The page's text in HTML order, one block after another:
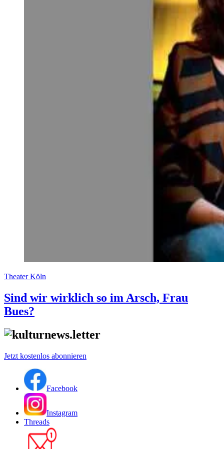
Theater Köln
Sind wir wirklich so im Arsch, Frau
Bues?
Jetzt kostenlos abonnieren
Facebook
Instagram
Threads